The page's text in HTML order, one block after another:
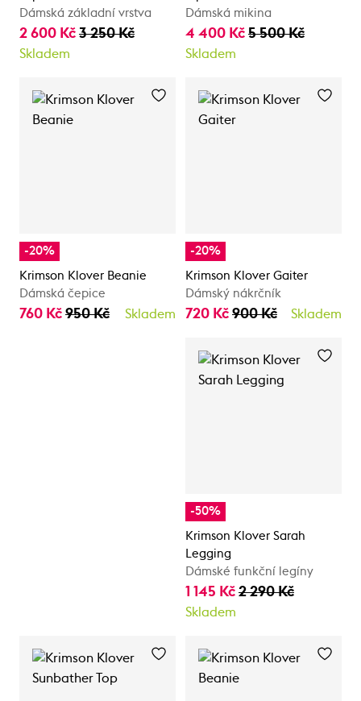
Dámská základní vrstva
2 600 Kč 3 250 Kč
Skladem
Dámská mikina
4 400 Kč 5 500 Kč
Skladem
-20%
Krimson Klover Beanie
Dámská čepice
760 Kč 950 Kč Skladem
-20%
Krimson Klover Gaiter
Dámský nákrčník
720 Kč 900 Kč Skladem
-50%
Krimson Klover Sarah
Legging
Dámské funkční legíny
1 145 Kč 2 290 Kč
Skladem